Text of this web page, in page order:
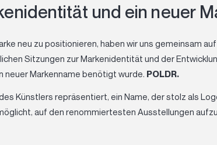
und ein neuer
neu zu positionieren, haben wir uns gemeinsam
Sitzungen zur Markenidentität und der
neuer Markenname benötigt wurde. POLDR.
Künstlers repräsentiert, ein Name, der stolz als
auf den renommiertesten Ausstellungen